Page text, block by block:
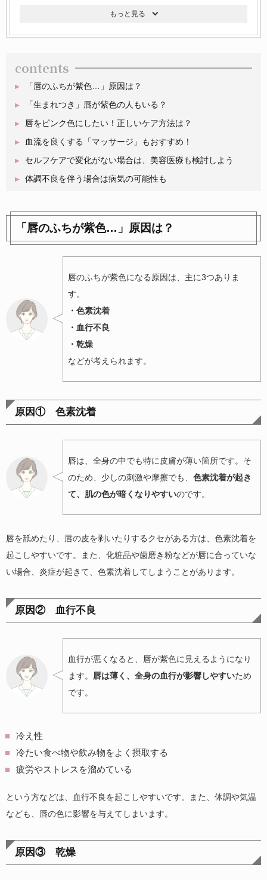
contents
「唇のふちが紫色…」原因は？
「生まれつき」唇が紫色の人もいる？
唇をピンク色にしたい！正しいケア方法は？
血流を良くする「マッサージ」もおすすめ！
セルフケアで変化がない場合は、美容医療も検討しよう
体調不良を伴う場合は病気の可能性も
「唇のふちが紫色…」原因は？
唇のふちが紫色になる原因は、主に3つありま
す。
・色素沈着
・血行不良
・乾燥
などが考えられます。
原因① 色素沈着
唇は、全身の中でも特に皮膚が薄い箇所です。そ
のため、少しの刺激や摩擦でも、 色素沈着が起き
て、肌の色が暗くなりやすいのです。
唇を舐めたり、唇の皮を剥いたりするクセがある方は、色素沈着を
起こしやすいです。また、化粧品や歯磨き粉などが唇に合っていな
い場合、炎症が起きて、色素沈着してしまうことがあります。
原因② 血行不良
血行が悪くなると、唇が紫色に見えるようになり
ます。 唇は薄く、全身の血行が影響しやすいため
です。
冷え性
冷たい食べ物や飲み物をよく摂取する
疲労やストレスを溜めている
という方などは、血行不良を起こしやすいです。また、体調や気温
なども、唇の色に影響を与えてしまいます。
原因③ 乾燥